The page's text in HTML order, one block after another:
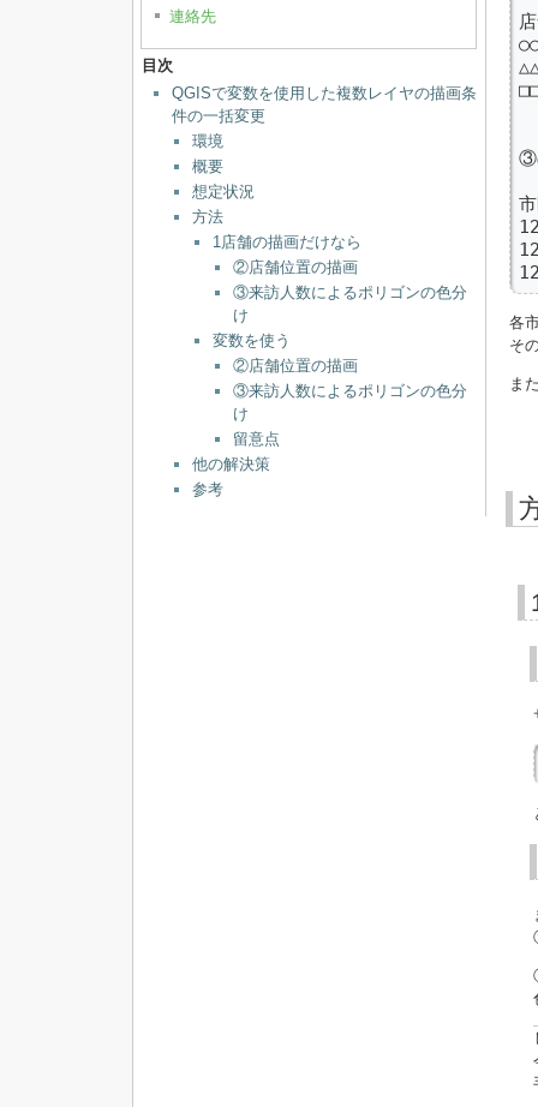
連絡先
目次
QGISで変数を使用した複数レイヤの描画条
件の一括変更
環境
概要
想定状況
方法
1店舗の描画だけなら
②店舗位置の描画
③来訪人数によるポリゴンの色分
け
変数を使う
②店舗位置の描画
③来訪人数によるポリゴンの色分
け
留意点
他の解決策
参考
③
各
そ
ま